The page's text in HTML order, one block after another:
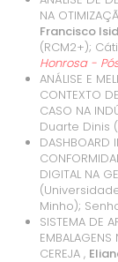
NA
Francisco
(RCM2+);
Honrosa -
ANÁLISE E
CONTEXTO
CASO NA
Duarte Dinis
DASHBOARD
DIGITAL NA
Minho);
SISTEMA DE
EMBALAGENS
CEREJA ,